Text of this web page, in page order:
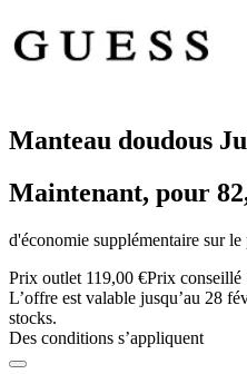
Manteau doudous
Maintenant, pour
d'économie supplémentaire sur
Prix outlet 119,00 €Prix conseillé
L’offre est valable jusqu’au 28
stocks.
Des conditions s’appliquent